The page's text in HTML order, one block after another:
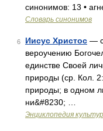
синонимов: 13 •
Словарь синонимов
6 Иисус Христос —
вероучению
единстве Своей
природы (ср. Кол.
природы; в одном
ни&#8230; …
Энциклопедия